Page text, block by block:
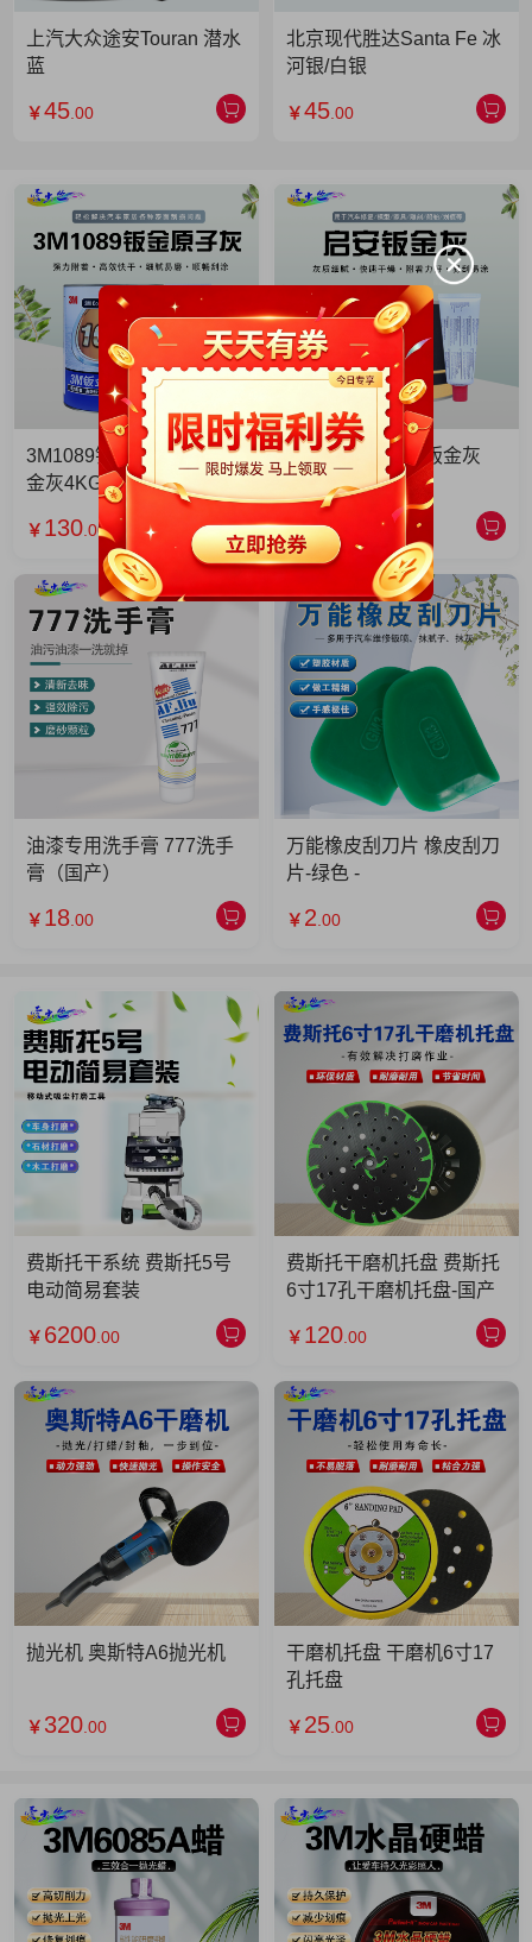
上汽大众途安Touran 潜水
蓝
￥45 .00
北京现代胜达Santa Fe 冰
河银/白银
￥45 .00
3M1089钣金灰 3M1089钣
金灰4KG 单罐
￥ 130 .00
启安钣金灰 启安钣金灰
2KG 单罐
￥49.90
油漆专用洗手膏 777洗手
膏（国产）
￥ 18 .00
万能橡皮刮刀片 橡皮刮刀
片-绿色 -
￥ 2 .00
费斯托干系统 费斯托5号
电动简易套装
￥ 6200 .00
费斯托干磨机托盘 费斯托
6寸17孔干磨机托盘-国产
￥ 120 .00
抛光机 奥斯特A6抛光机
￥ 320 .00
干磨机托盘 干磨机6寸17
孔托盘
￥ 25 .00